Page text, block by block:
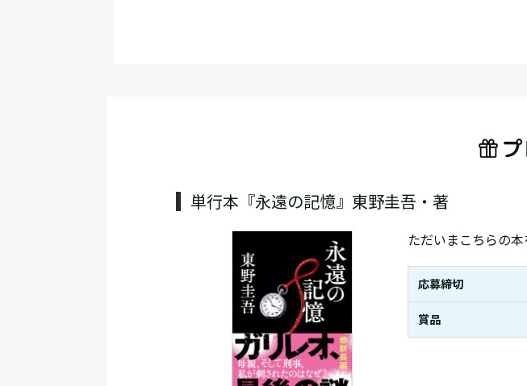
単行本『永遠の記憶』東野圭吾・著
ただいまこちらの
応募締切
賞品